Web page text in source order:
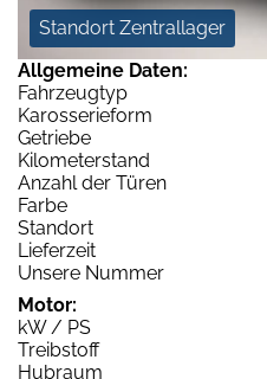
Standort Zentrallager
Allgemeine Daten:
Fahrzeugtyp
Karosserieform
Getriebe
Kilometerstand
Anzahl der Türen
Farbe
Standort
Lieferzeit
Unsere Nummer
Motor:
kW / PS
Treibstoff
Hubraum